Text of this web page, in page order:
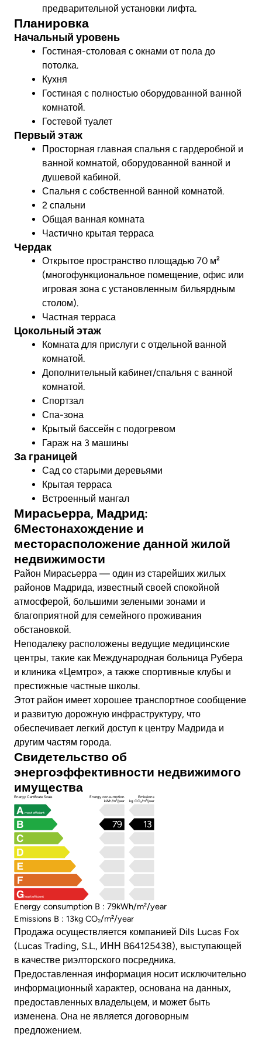
предварительной установки лифта.
Планировка
Начальный уровень
Гостиная-столовая с окнами от пола до
потолка.
Кухня
Гостиная с полностью оборудованной ванной
комнатой.
Гостевой туалет
Первый этаж
Просторная главная спальня с гардеробной и
ванной комнатой, оборудованной ванной и
душевой кабиной.
Спальня с собственной ванной комнатой.
2 спальни
Общая ванная комната
Частично крытая терраса
Чердак
Открытое пространство площадью 70 м²
(многофункциональное помещение, офис или
игровая зона с установленным бильярдным
столом).
Частная терраса
Цокольный этаж
Комната для прислуги с отдельной ванной
комнатой.
Дополнительный кабинет/спальня с ванной
комнатой.
Спортзал
Спа-зона
Крытый бассейн с подогревом
Гараж на 3 машины
За границей
Сад со старыми деревьями
Крытая терраса
Встроенный мангал
Мирасьерра, Мадрид:
6Местонахождение и
месторасположение данной жилой
недвижимости
Район Мирасьерра — один из старейших жилых
районов Мадрида, известный своей спокойной
атмосферой, большими зелеными зонами и
благоприятной для семейного проживания
обстановкой.
Неподалеку расположены ведущие медицинские
центры, такие как Международная больница Рубера
и клиника «Цемтро», а также спортивные клубы и
престижные частные школы.
Этот район имеет хорошее транспортное сообщение
и развитую дорожную инфраструктуру, что
обеспечивает легкий доступ к центру Мадрида и
другим частям города.
Свидетельство об
энергоэффективности недвижимого
имущества
Energy Certificate Scale
Energy consumption
kWh/m²/year
Emissions
kg CO₂/m²/year
most efficient
least efficient
13
79
Energy consumption B : 79kWh/m²/year
Emissions B : 13kg CO₂/m²/year
Продажа осуществляется компанией Dils Lucas Fox
(Lucas Trading, S.L., ИНН B64125438), выступающей
в качестве риэлторского посредника.
Предоставленная информация носит исключительно
информационный характер, основана на данных,
предоставленных владельцем, и может быть
изменена. Она не является договорным
предложением.